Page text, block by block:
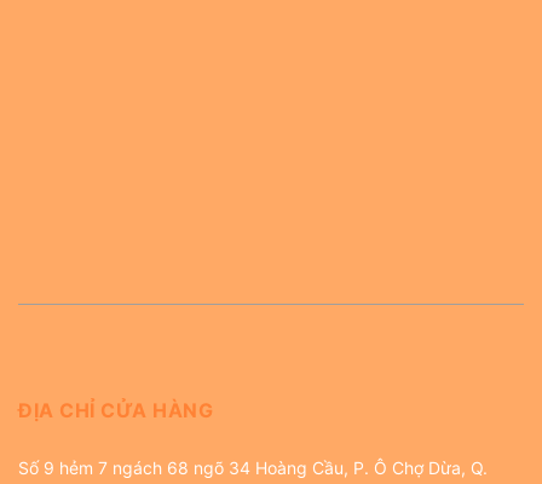
ĐỊA CHỈ CỬA HÀNG
Số 9 hẻm 7 ngách 68 ngõ 34 Hoàng Cầu, P. Ô Chợ Dừa, Q.